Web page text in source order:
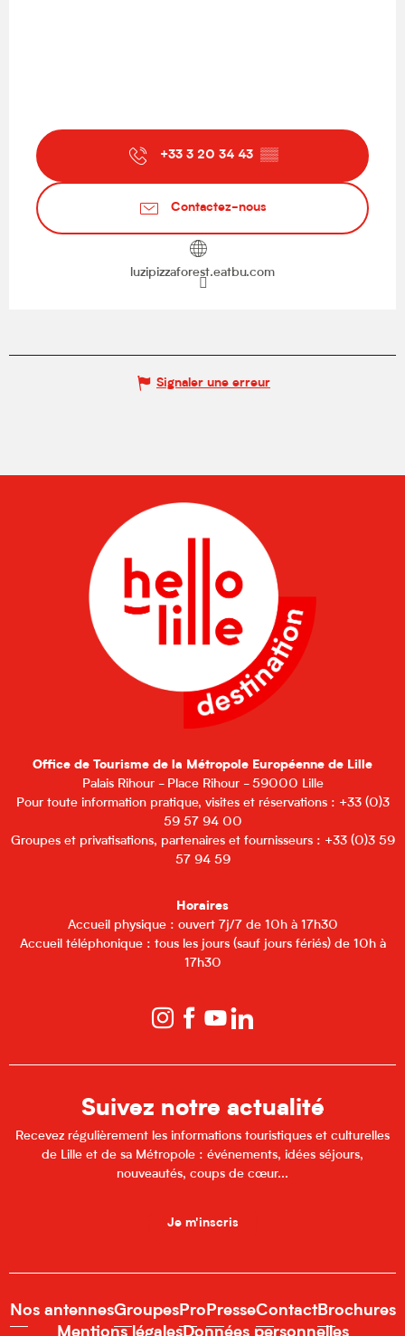
+33 3 20 34 43 ▒▒
Contactez-nous
luzipizzaforest.eatbu.com
Signaler une erreur
Office de Tourisme de la Métropole Européenne de Lille
Palais Rihour - Place Rihour - 59000 Lille
Pour toute information pratique, visites et réservations : +33 (0)3
59 57 94 00
Groupes et privatisations, partenaires et fournisseurs : +33 (0)3 59
57 94 59
Horaires
Accueil physique : ouvert 7j/7 de 10h à 17h30
Accueil téléphonique : tous les jours (sauf jours fériés) de 10h à
17h30
Suivez notre actualité
Recevez régulièrement les informations touristiques et culturelles
de Lille et de sa Métropole : événements, idées séjours,
nouveautés, coups de cœur...
Je m'inscris
Nos antennesGroupesPro PresseContactBrochures